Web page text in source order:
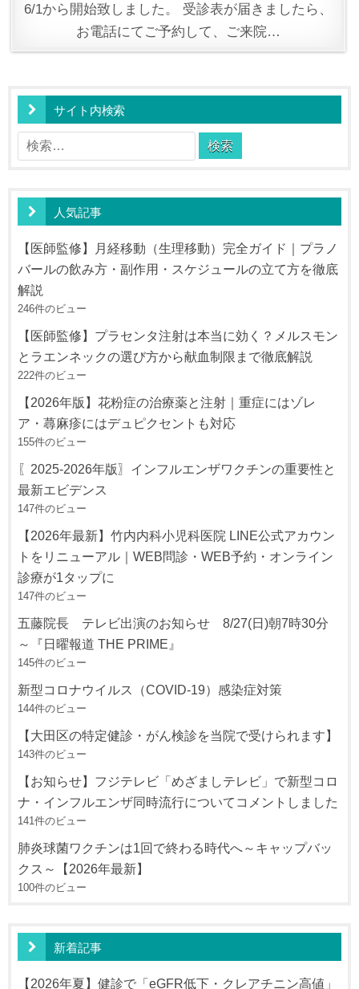
6/1から開始致しました。 受診表が届きましたら、
お電話にてご予約して、ご来院…
サイト内検索
検
索:
人気記事
【医師監修】月経移動（生理移動）完全ガイド｜プラノ
バールの飲み方・副作用・スケジュールの立て方を徹底
解説
246件のビュー
【医師監修】プラセンタ注射は本当に効く？メルスモン
とラエンネックの選び方から献血制限まで徹底解説
222件のビュー
【2026年版】花粉症の治療薬と注射｜重症にはゾレ
ア・蕁麻疹にはデュピクセントも対応
155件のビュー
〖2025-2026年版〗インフルエンザワクチンの重要性と
最新エビデンス
147件のビュー
【2026年最新】竹内内科小児科医院 LINE公式アカウン
トをリニューアル｜WEB問診・WEB予約・オンライン
診療が1タップに
147件のビュー
五藤院長 テレビ出演のお知らせ 8/27(日)朝7時30分
～『日曜報道 THE PRIME』
145件のビュー
新型コロナウイルス（COVID-19）感染症対策
144件のビュー
【大田区の特定健診・がん検診を当院で受けられます】
143件のビュー
【お知らせ】フジテレビ「めざましテレビ」で新型コロ
ナ・インフルエンザ同時流行についてコメントしました
141件のビュー
肺炎球菌ワクチンは1回で終わる時代へ～キャップバッ
クス～【2026年最新】
100件のビュー
新着記事
【2026年夏】健診で「eGFR低下・クレアチニン高値」